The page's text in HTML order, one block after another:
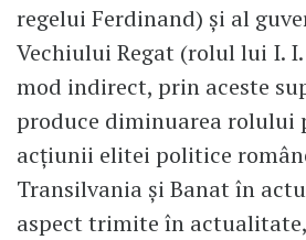
regelui Ferdinand) și al
Vechiului Regat (rolul lui I.
mod indirect, prin aceste
produce diminuarea rolului
acțiunii elitei politice
Transilvania și Banat în
aspect trimite în